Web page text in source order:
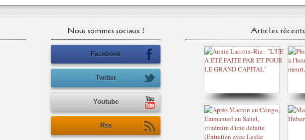
Nous sommes sociaux !
Facebook
Twitter
Youtube
Rss
Articles récents